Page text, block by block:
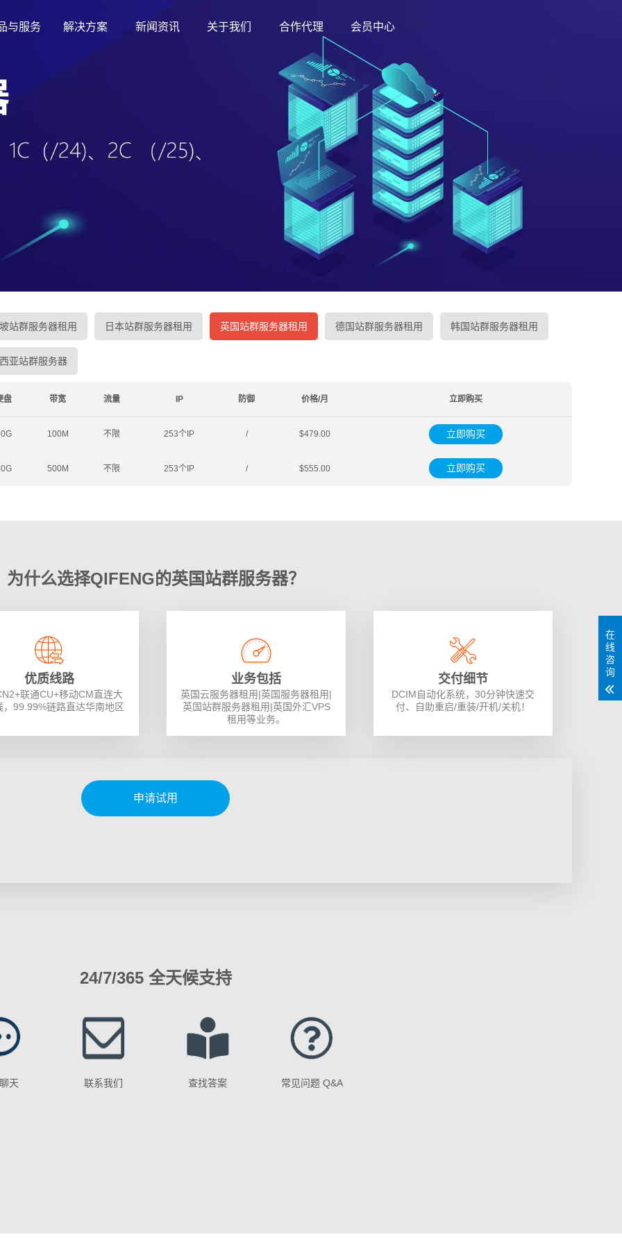
与服务 解决方案 新闻资讯 关于我们 合作代理 会员中心
站群服务器租用 日本站群服务器租用 英国站群服务器租用 德国站群服务器租用 韩国站群服务器租用
亚站群服务器
盘 带宽 流量 IP 防御 价格/月 立即购买
100M 不限 253个IP / $479.00 立即购买
500M 不限 253个IP / $555.00 立即购买
为什么选择QIFENG的英国站群服务器？
优质线路
联通CU+移动CM直连大
，99.99%链路直达华南地区
业务包括
英国云服务器租用|英国服务器租用|
英国站群服务器租用|英国外汇VPS
租用等业务。
交付细节
DCIM自动化系统，30分钟快速交
付、自助重启/重装/开机/关机！
申请试用
24/7/365 全天候支持
天 联系我们 查找答案 常见问题 Q&A
在
线
咨
询